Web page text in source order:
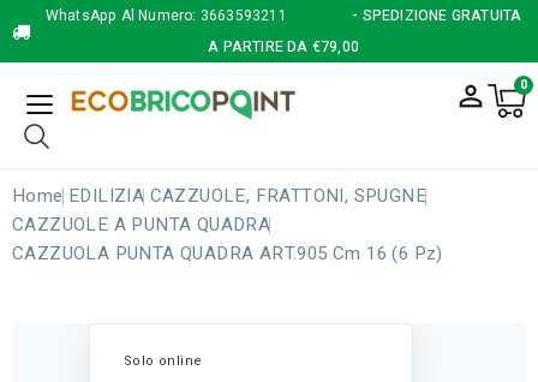
WhatsApp Al Numero: 3663593211
- SPEDIZIONE GRATUITA
A PARTIRE DA €79,00
person_outline 0
Home EDILIZIA CAZZUOLE, FRATTONI, SPUGNE
CAZZUOLE A PUNTA QUADRA
CAZZUOLA PUNTA QUADRA ART.905 Cm 16 (6 Pz)
Solo online